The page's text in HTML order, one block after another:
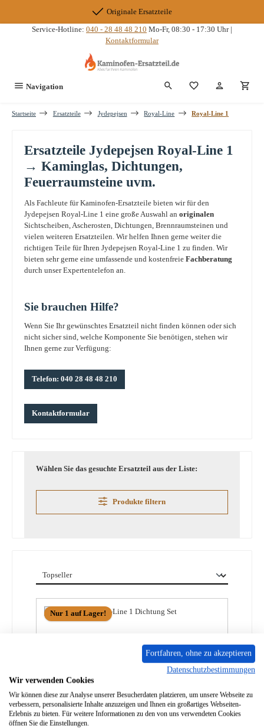
Originale Ersatzteile
Service-Hotline: 040 - 28 48 48 210 Mo-Fr, 08:30 - 17:30 Uhr |
Kontaktformular
Navigation Du hast 0
Startseite Ersatzteile Jydepejsen Royal-Line Royal-Line 1
Ersatzteile Jydepejsen Royal-Line 1
→ Kaminglas, Dichtungen,
Feuerraumsteine uvm.
Als Fachleute für Kaminofen-Ersatzteile bieten wir für den
Jydepejsen Royal-Line 1 eine große Auswahl an originalen
Sichtscheiben, Ascherosten, Dichtungen, Brennraumsteinen und
vielen weiteren Ersatzteilen. Wir helfen Ihnen gerne weiter die
richtigen Teile für Ihren Jydepejsen Royal-Line 1 zu finden. Wir
bieten sehr gerne eine umfassende und kostenfreie Fachberatung
durch unser Expertentelefon an.
Sie brauchen Hilfe?
Wenn Sie Ihr gewünschtes Ersatzteil nicht finden können oder sich
nicht sicher sind, welche Komponente Sie benötigen, stehen wir
Ihnen gerne zur Verfügung:
Telefon: 040 28 48 48 210
Kontaktformular
Wählen Sie das gesuchte Ersatzteil aus der Liste:
Produkte filtern
Nur 1 auf Lager!
Fortfahren, ohne zu akzeptieren
Datenschutzbestimmungen
Wir verwenden Cookies
Wir können diese zur Analyse unserer Besucherdaten platzieren, um unsere Webseite zu
verbessern, personalisierte Inhalte anzuzeigen und Ihnen ein großartiges Webseiten-
Erlebnis zu bieten. Für weitere Informationen zu den von uns verwendeten Cookies
öffnen Sie die Einstellungen.